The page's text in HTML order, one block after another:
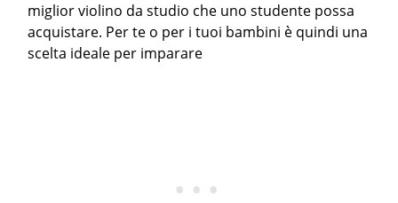
miglior violino da studio che uno studente possa
acquistare. Per te o per i tuoi bambini è quindi una
scelta ideale per imparare